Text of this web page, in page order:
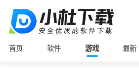
首页 软件 游戏 最新